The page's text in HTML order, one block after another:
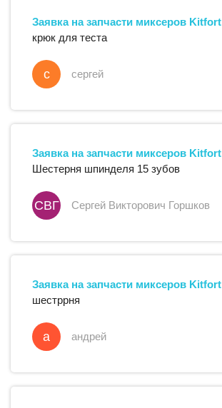
Заявка на запчасти миксеров Kitfort
крюк для теста
с сергей
Заявка на запчасти миксеров Kitfort
Шестерня шпинделя 15 зубов
СВГ Сергей Викторович Горшков
Заявка на запчасти миксеров Kitfort
шестррня
а андрей